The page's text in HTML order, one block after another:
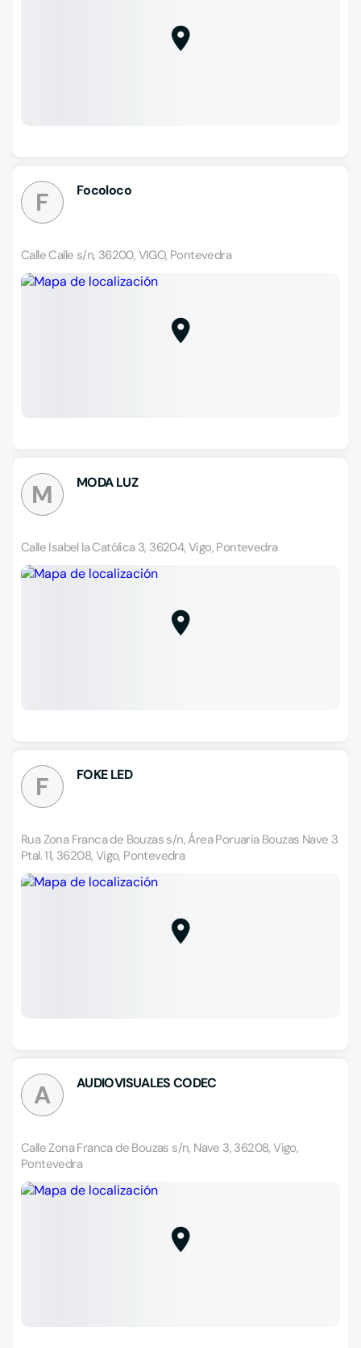
F Focoloco
Calle Calle s/n, 36200, VIGO, Pontevedra
M MODA LUZ
Calle Isabel la Católica 3, 36204, Vigo, Pontevedra
F FOKE LED
Rua Zona Franca de Bouzas s/n, Área Poruaria Bouzas Nave 3
Ptal. 11, 36208, Vigo, Pontevedra
A AUDIOVISUALES CODEC
Calle Zona Franca de Bouzas s/n, Nave 3, 36208, Vigo,
Pontevedra